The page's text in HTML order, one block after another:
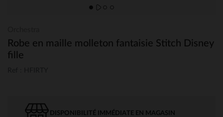
Robe en maille molleton fantaisie Stitch Disney
fille
DISPONIBILITÉ IMMÉDIATE EN MAGASIN